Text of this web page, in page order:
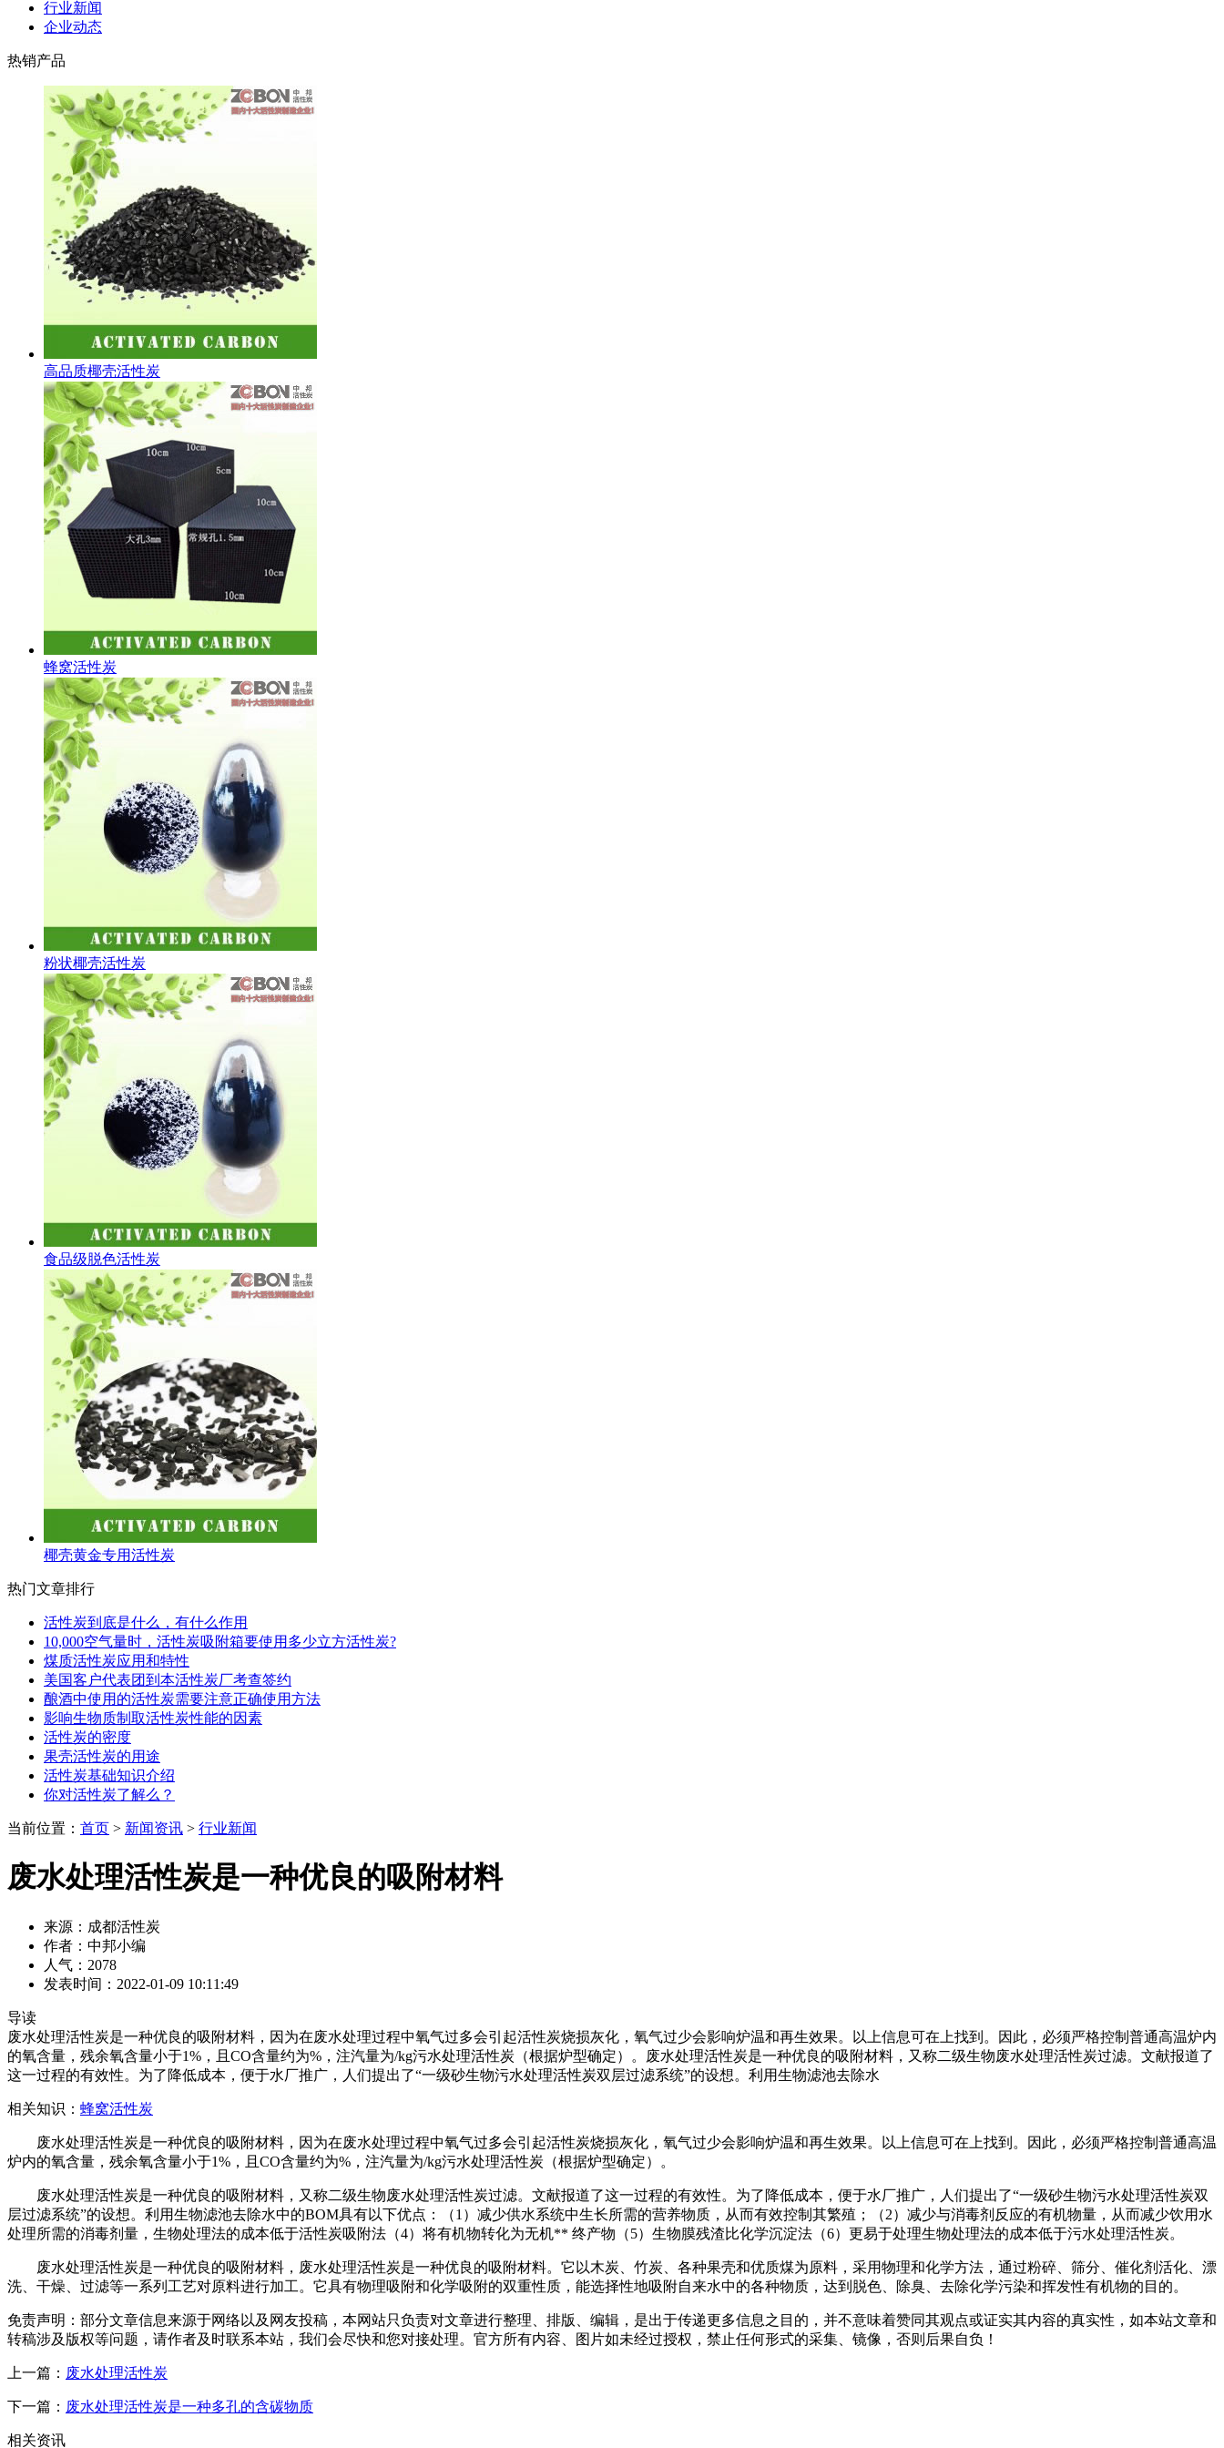
行业新闻
企业动态
热销产品
高品质椰壳活性炭
蜂窝活性炭
粉状椰壳活性炭
食品级脱色活性炭
椰壳黄金专用活性炭
热门文章排行
活性炭到底是什么，有什么作用
10,000空气量时，活性炭吸附箱要使用多少立方活性炭?
煤质活性炭应用和特性
美国客户代表团到本活性炭厂考查签约
酿酒中使用的活性炭需要注意正确使用方法
影响生物质制取活性炭性能的因素
活性炭的密度
果壳活性炭的用途
活性炭基础知识介绍
你对活性炭了解么？
当前位置： 首页 > 新闻资讯 > 行业新闻
废水处理活性炭是一种优良的吸附材料
来源：成都活性炭
作者：中邦小编
人气：2078
发表时间：2022-01-09 10:11:49
导读
废水处理活性炭是一种优良的吸附材料，因为在废水处理过程中氧气过多会引起活性炭烧损灰化，氧气过少会影响炉温和再生效果。以上信息可在上找到。因此，必须严格控制普通高温炉内
的氧含量，残余氧含量小于1%，且CO含量约为%，注汽量为/kg污水处理活性炭（根据炉型确定）。废水处理活性炭是一种优良的吸附材料，又称二级生物废水处理活性炭过滤。文献报道了
这一过程的有效性。为了降低成本，便于水厂推广，人们提出了“一级砂生物污水处理活性炭双层过滤系统”的设想。利用生物滤池去除水
相关知识： 蜂窝活性炭
废水处理活性炭是一种优良的吸附材料，因为在废水处理过程中氧气过多会引起活性炭烧损灰化，氧气过少会影响炉温和再生效果。以上信息可在上找到。因此，必须严格控制普通高温
炉内的氧含量，残余氧含量小于1%，且CO含量约为%，注汽量为/kg污水处理活性炭（根据炉型确定）。
废水处理活性炭是一种优良的吸附材料，又称二级生物废水处理活性炭过滤。文献报道了这一过程的有效性。为了降低成本，便于水厂推广，人们提出了“一级砂生物污水处理活性炭双
层过滤系统”的设想。利用生物滤池去除水中的BOM具有以下优点：（1）减少供水系统中生长所需的营养物质，从而有效控制其繁殖；（2）减少与消毒剂反应的有机物量，从而减少饮用水
处理所需的消毒剂量，生物处理法的成本低于活性炭吸附法（4）将有机物转化为无机** 终产物（5）生物膜残渣比化学沉淀法（6）更易于处理生物处理法的成本低于污水处理活性炭。
废水处理活性炭是一种优良的吸附材料，废水处理活性炭是一种优良的吸附材料。它以木炭、竹炭、各种果壳和优质煤为原料，采用物理和化学方法，通过粉碎、筛分、催化剂活化、漂
洗、干燥、过滤等一系列工艺对原料进行加工。它具有物理吸附和化学吸附的双重性质，能选择性地吸附自来水中的各种物质，达到脱色、除臭、去除化学污染和挥发性有机物的目的。
免责声明：部分文章信息来源于网络以及网友投稿，本网站只负责对文章进行整理、排版、编辑，是出于传递更多信息之目的，并不意味着赞同其观点或证实其内容的真实性，如本站文章和
转稿涉及版权等问题，请作者及时联系本站，我们会尽快和您对接处理。官方所有内容、图片如未经过授权，禁止任何形式的采集、镜像，否则后果自负！
上一篇： 废水处理活性炭
下一篇： 废水处理活性炭是一种多孔的含碳物质
相关资讯